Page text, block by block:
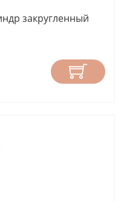
закругленный